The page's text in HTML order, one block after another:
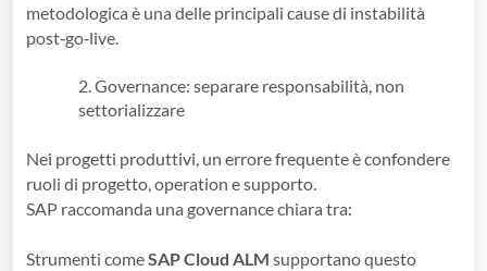
metodologica è una delle principali cause di instabilità
post‑go‑live.
2. Governance: separare responsabilità, non
settorializzare
Nei progetti produttivi, un errore frequente è confondere
ruoli di progetto, operation e supporto.
SAP raccomanda una governance chiara tra:
Strumenti comeSAP Cloud ALM supportano questo